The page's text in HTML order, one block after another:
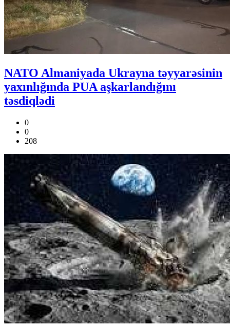
NATO Almaniyada Ukrayna təyyarəsinin
yaxınlığında PUA aşkarlandığını
təsdiqlədi
0
0
208